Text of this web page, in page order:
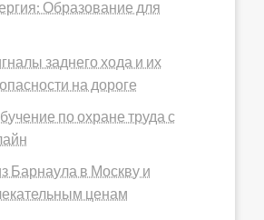
Образование для
заднего хода и их
на дороге
по охране труда с
Барнаула в Москву и
ценам